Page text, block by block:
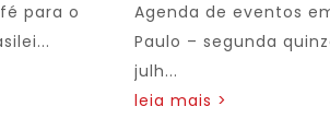
para o
Agenda de eventos
Paulo – segunda
julh...
leia mais >